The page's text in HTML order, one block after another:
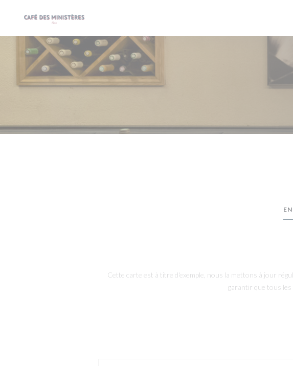
Cette carte est à titre d'exemple, nous la mettons à jour
garantir que tous